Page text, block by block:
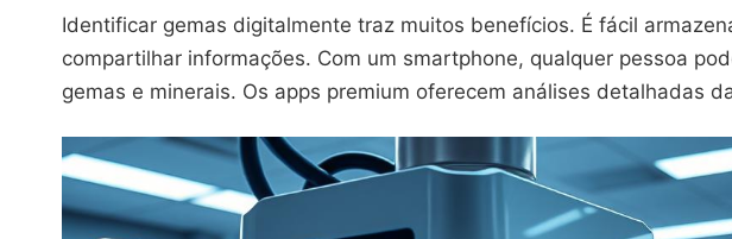
Identificar gemas digitalmente traz muitos benefícios. É fácil
compartilhar informações. Com um smartphone, qualquer pessoa
gemas e minerais. Os apps premium oferecem análises detalhadas